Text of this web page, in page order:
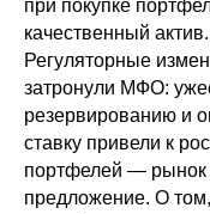
при покупке
качественный актив.
Регуляторные
затронули МФО:
резервированию и
ставку привели к
портфелей — рынок
предложение. О